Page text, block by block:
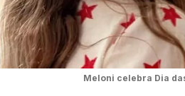
Meloni celebra Dia